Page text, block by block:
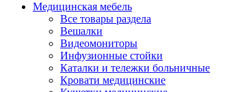
Медицинская мебель
Все товары раздела
Вешалки
Видеомониторы
Инфузионные стойки
Каталки и тележки больничные
Кровати медицинские